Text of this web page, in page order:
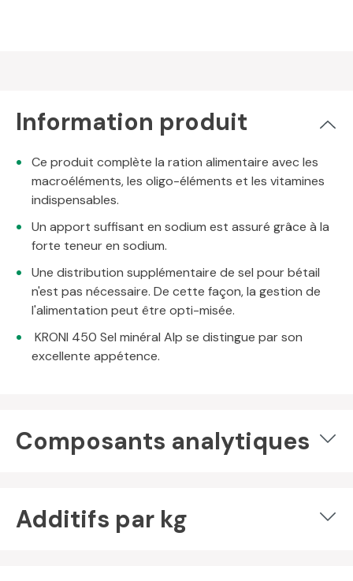
Information produit
Ce produit complète la ration alimentaire avec les
macroéléments, les oligo-éléments et les vitamines
indispensables.
Un apport suffisant en sodium est assuré grâce à la
forte teneur en sodium.
Une distribution supplémentaire de sel pour bétail
n'est pas nécessaire. De cette façon, la gestion de
l'alimentation peut être opti-misée.
KRONI 450 Sel minéral Alp se distingue par son
excellente appétence.
Composants analytiques
Additifs par kg